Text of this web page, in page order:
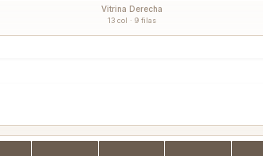
Vitrina Derecha
13 col · 9 filas